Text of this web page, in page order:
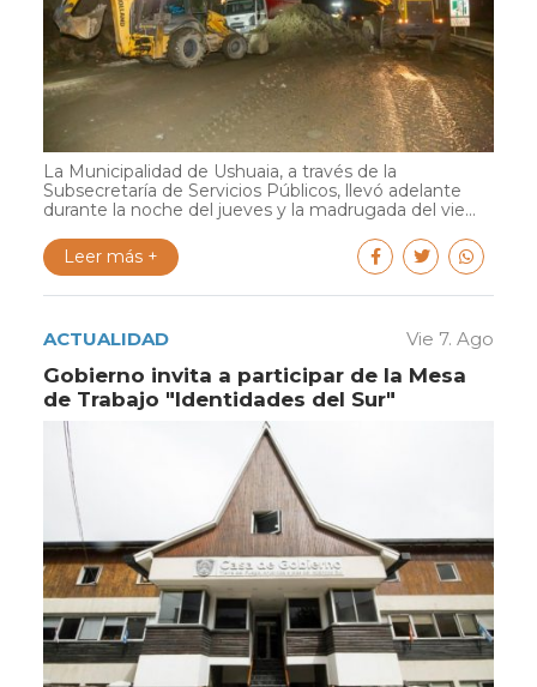
La Municipalidad de Ushuaia, a través de la
Subsecretaría de Servicios Públicos, llevó adelante
durante la noche del jueves y la madrugada del vie...
Leer más +
ACTUALIDAD Vie 7. Ago
Gobierno invita a participar de la Mesa
de Trabajo "Identidades del Sur"